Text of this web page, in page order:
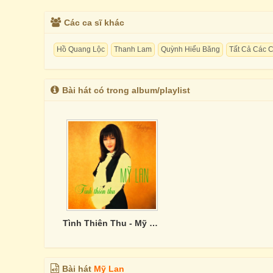
Các ca sĩ khác
Hồ Quang Lộc Thanh Lam Quỳnh Hiểu Băng Tất Cả Các
Bài hát có trong album/playlist
Tình Thiên Thu - Mỹ Lan
Bài hát Mỹ Lan